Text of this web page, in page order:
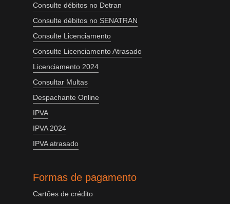
Consulte débitos no Detran
Consulte débitos no SENATRAN
Consulte Licenciamento
Consulte Licenciamento Atrasado
Licenciamento 2024
Consultar Multas
Despachante Online
IPVA
IPVA 2024
IPVA atrasado
Formas de pagamento
Cartões de crédito